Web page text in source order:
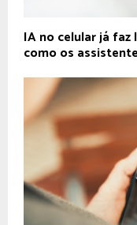
IA no celular já faz
como os